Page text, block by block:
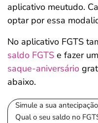
aplicativo meutudo.
optar por essa
No aplicativo FGTS
saldo FGTS e fazer
saque-aniversário
abaixo.
Simule a sua
Qual o seu saldo no